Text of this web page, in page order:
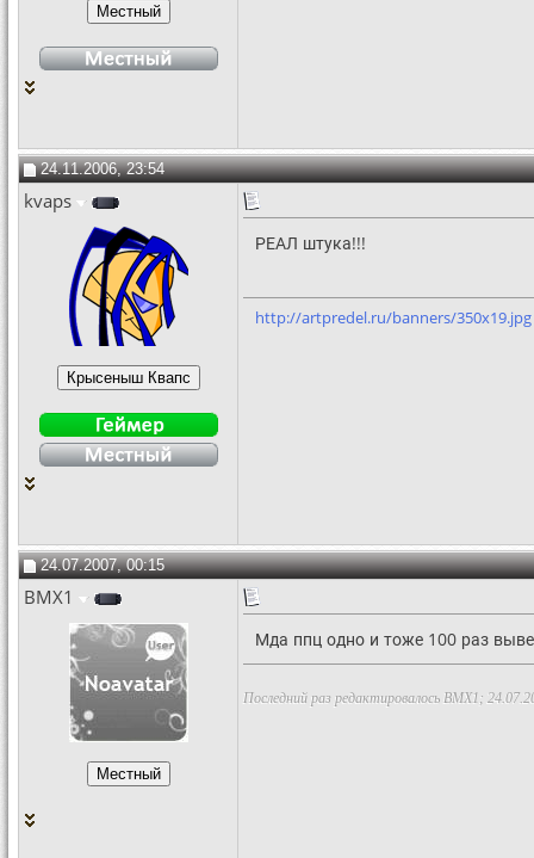
24.11.2006, 23:54
kvaps
РЕАЛ штука!!!
http://artpredel.ru/banners/350x19.jpg
24.07.2007, 00:15
BMX1
Мда ппц одно и тоже 100 раз
Последний раз редактировалось BMX1;